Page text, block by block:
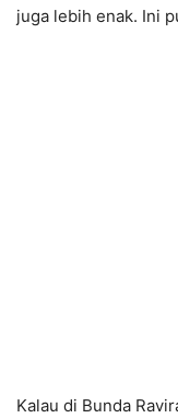
juga lebih enak. Ini
Kalau di Bunda